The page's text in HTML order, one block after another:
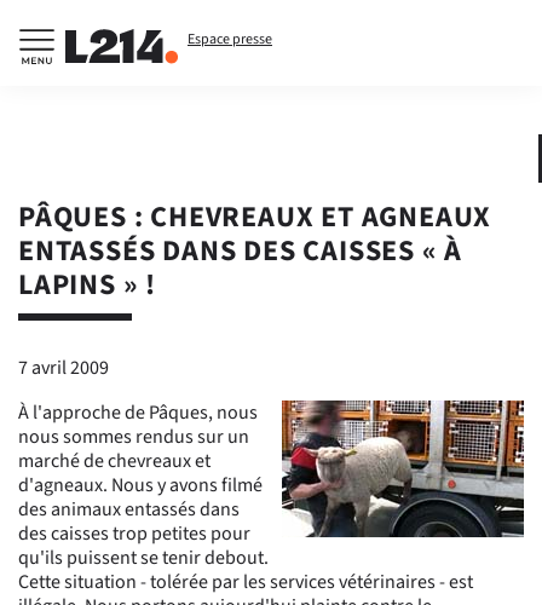
Espace presse
PÂQUES : CHEVREAUX ET AGNEAUX
ENTASSÉS DANS DES CAISSES « À
LAPINS » !
7 avril 2009
À l'approche de Pâques, nous
nous sommes rendus sur un
marché de chevreaux et
d'agneaux. Nous y avons filmé
des animaux entassés dans
des caisses trop petites pour
qu'ils puissent se tenir debout.
Cette situation - tolérée par les services vétérinaires - est